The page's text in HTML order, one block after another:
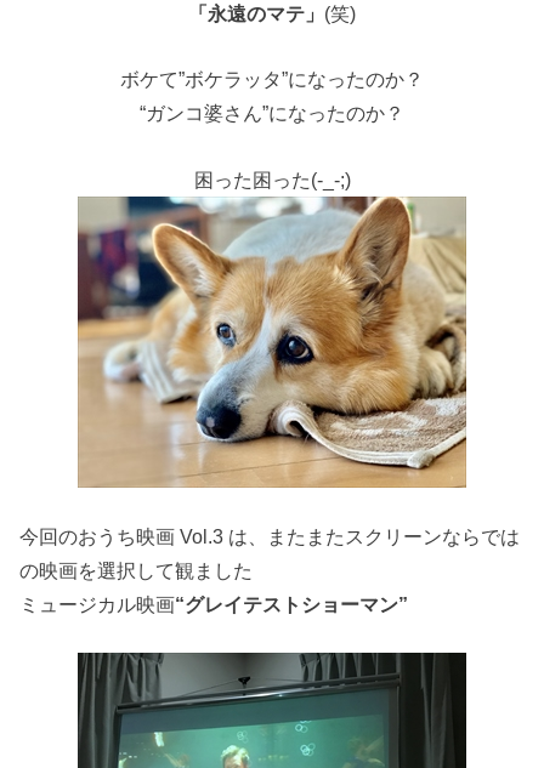
「永遠のマテ」 (笑)
ボケて”ボケラッタ”になったのか？
“ガンコ婆さん”になったのか？
困った困った(-_-;)
今回のおうち映画 Vol.3 は、またまたスクリーンならでは
の映画を選択して観ました
ミュージカル映画“グレイテストショーマン”